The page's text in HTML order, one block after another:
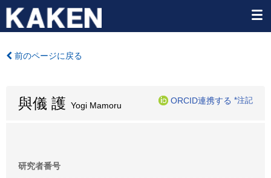
前のページに戻る
與儀 護 Yogi Mamoru
ORCID連携する *注記
研究者番号